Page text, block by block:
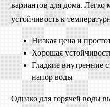
вариантов для дома.
устойчивость к
Низкая цена и
Хорошая
Гладкие внутренние
напор воды
Однако для горячей воды